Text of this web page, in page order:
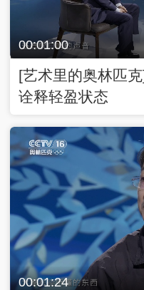
00:01:00
[艺术里的奥林匹
诠释轻盈状态
00:01:24